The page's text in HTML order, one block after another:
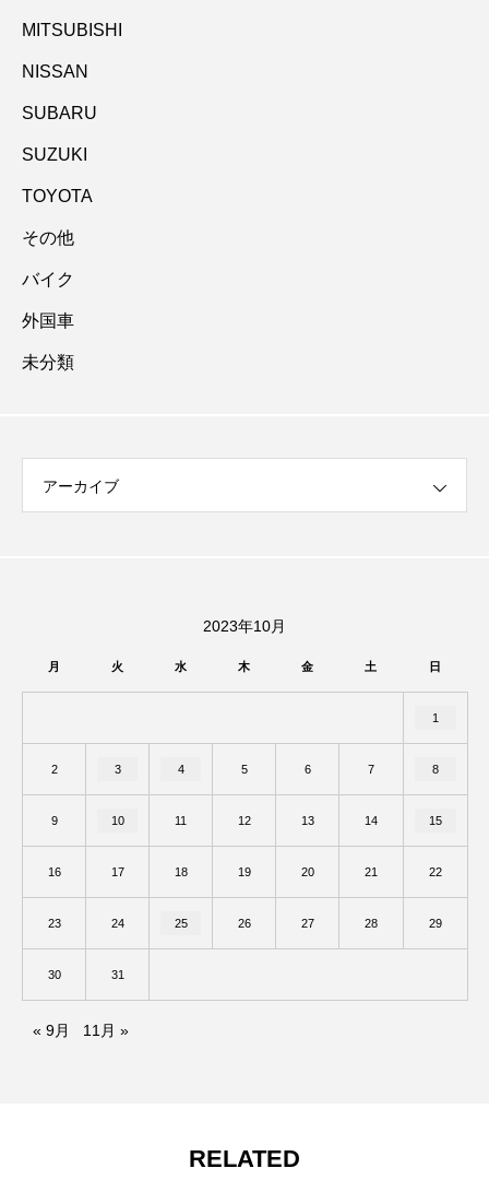
MITSUBISHI
NISSAN
SUBARU
SUZUKI
TOYOTA
その他
バイク
外国車
未分類
アーカイブ
2023年10月
月 火 水 木 金 土 日
1
2 3 4 5 6 7 8
9 10 11 12 13 14 15
16 17 18 19 20 21 22
23 24 25 26 27 28 29
30 31
« 9月 11月 »
RELATED